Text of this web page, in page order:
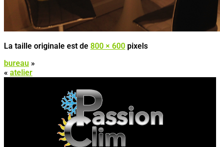
La taille originale est de 800 × 600 pixels
bureau »
« atelier